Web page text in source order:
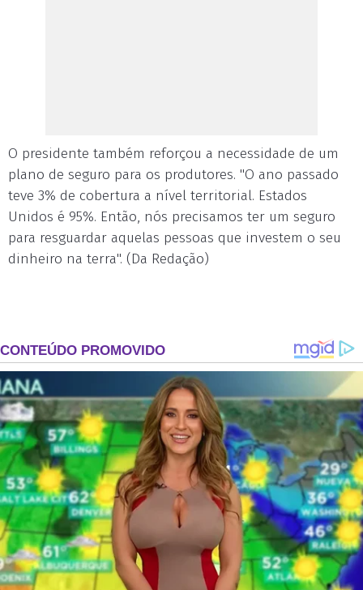
O presidente também reforçou a necessidade de um
plano de seguro para os produtores. "O ano passado
teve 3% de cobertura a nível territorial. Estados
Unidos é 95%. Então, nós precisamos ter um seguro
para resguardar aquelas pessoas que investem o seu
dinheiro na terra". (Da Redação)